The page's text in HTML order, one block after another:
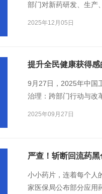
部门对新药研发、生产
2025年12月05日
9月27日，2025年中国
治理：跨部门行动与改
2025年09月27日
严查！斩断回流药黑
小小药片，连着每个人
家医保局公布部分应用